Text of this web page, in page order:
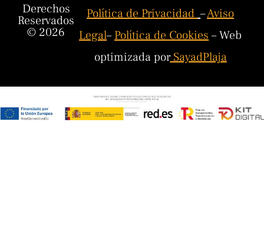
Derechos
Reservados
© 2026
Política de Privacidad–Aviso
Legal–Política de Cookies– Web
optimizada porSayadPlaja